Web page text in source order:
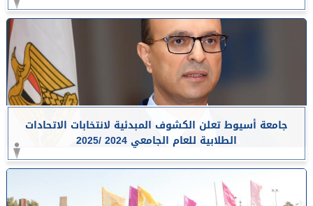
جامعة أسيوط تعلن الكشوف المبدئية لانتخابات الاتحادات
الطلابية للعام الجامعي 2024 /2025